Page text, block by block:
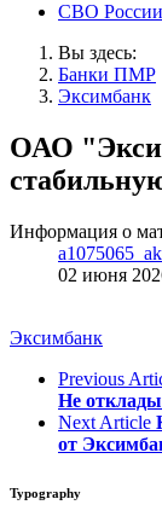
СВО
Вы здесь:
Банки ПМР
Эксимбанк
ОАО
Информация о
02 июня
Эксимбанк
Previous
Не
Next Article
от
Typography